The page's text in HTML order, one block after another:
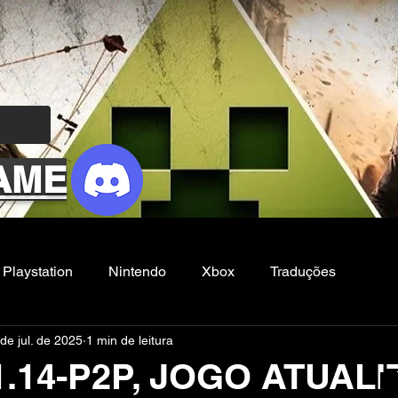
Playstation Nintendo Xbox Traduções
Filmes e Series Noticias
P2P, JOGO
jul. de 2025 1 min de leitura